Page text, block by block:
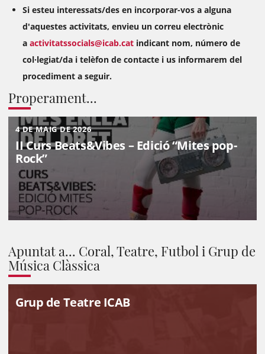
Si esteu interessats/des en incorporar-vos a alguna
d'aquestes activitats, envieu un correu electrònic
a activitatssocials@icab.cat indicant nom, número de
col·legiat/da i telèfon de contacte i us informarem del
procediment a seguir.
Properament...
4 DE MAIG DE 2026
II Curs Beats&Vibes – Edició “Mites pop-
Rock”
Apuntat a... Coral, Teatre, Futbol i Grup de
Música Clàssica
Grup de Teatre ICAB